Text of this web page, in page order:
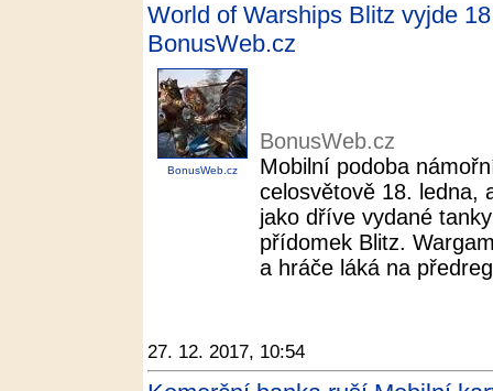
World of Warships Blitz vyjde
BonusWeb.cz
BonusWeb.cz
BonusWeb.cz
Mobilní podoba
celosvětově 18. ledna,
jako dříve vydané
přídomek Blitz.
a hráče láká na
27. 12. 2017, 10:54